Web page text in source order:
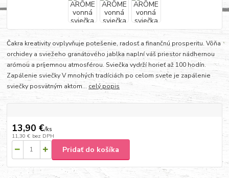
Čakra kreativity ovplyvňuje potešenie, radosť a finančnú prosperitu. Vôňa
orchidey a sviežeho granátového jablka naplní váš priestor nádhernou
arómou a príjemnou atmosférou. Sviečka vydrží horieť až 100 hodín.
Zapálenie sviečky V mnohých tradíciách po celom svete je zapálenie
sviečky posvätným aktom... celý popis
13,90 €/ks
11,30 € bez DPH
Pridať do košíka